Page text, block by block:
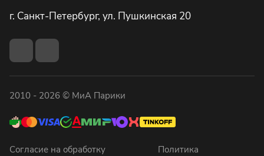
г. Санкт-Петербург, ул. Пушкинская 20
2010 - 2026 © МиА Парики
Согласие на обработку Политика